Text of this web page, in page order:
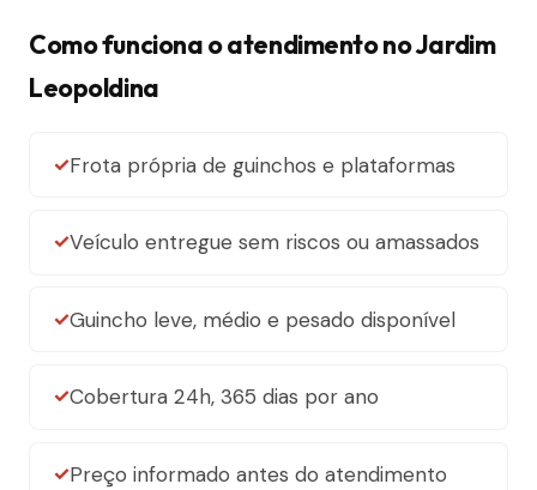
Como funciona o atendimento no Jardim
Leopoldina
Frota própria de guinchos e plataformas
Veículo entregue sem riscos ou amassados
Guincho leve, médio e pesado disponível
Cobertura 24h, 365 dias por ano
Preço informado antes do atendimento